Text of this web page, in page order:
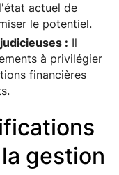
actuel de
le potentiel.
: Il
à privilégier
financières
gestion